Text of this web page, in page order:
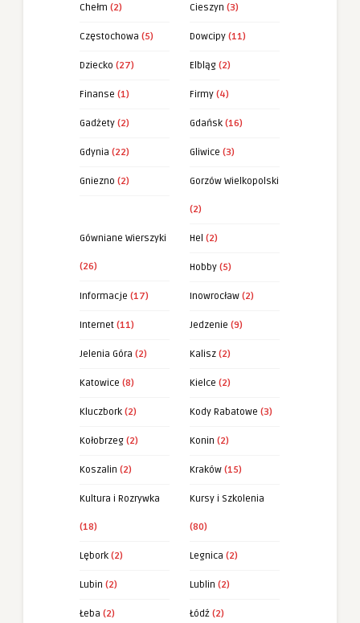
Chełm (2) Cieszyn (3)
Częstochowa (5) Dowcipy (11)
Dziecko (27) Elbląg (2)
Finanse (1) Firmy (4)
Gadżety (2) Gdańsk (16)
Gdynia (22) Gliwice (3)
Gniezno (2) Gorzów Wielkopolski
(2)
Gówniane Wierszyki
(26)
Hel (2)
Hobby (5)
Informacje (17) Inowrocław (2)
Internet (11) Jedzenie (9)
Jelenia Góra (2) Kalisz (2)
Katowice (8) Kielce (2)
Kluczbork (2) Kody Rabatowe (3)
Kołobrzeg (2) Konin (2)
Koszalin (2) Kraków (15)
Kultura i Rozrywka
(18)
Kursy i Szkolenia
(80)
Lębork (2) Legnica (2)
Lubin (2) Lublin (2)
Łeba (2) Łódź (2)